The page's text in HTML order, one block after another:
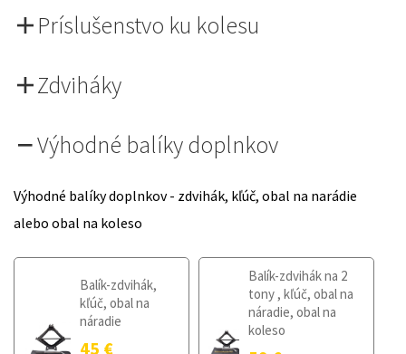
Príslušenstvo ku kolesu
Zdviháky
Výhodné balíky doplnkov
Výhodné balíky doplnkov - zdvihák, kľúč, obal na narádie
alebo obal na koleso
Balík-zdvihák,
kľúč, obal na
náradie
45 €
Balík-zdvihák na 2
tony , kľúč, obal na
náradie, obal na
koleso